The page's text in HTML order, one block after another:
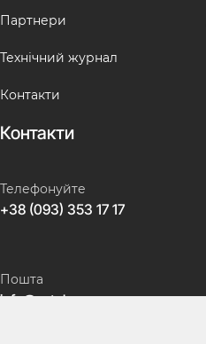
Партнери
Технічний журнал
Контакти
Контакти
Телефонуйте
+38 (093) 353 17 17
Пошта
info@avtokeys.com